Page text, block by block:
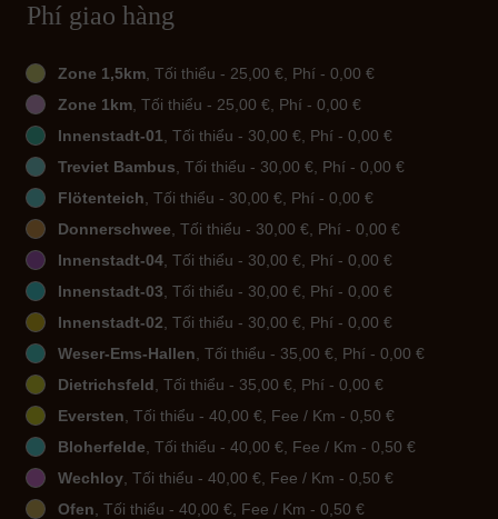
Phí giao hàng
Zone 1,5km, Tối thiểu - 25,00 €, Phí - 0,00 €
Zone 1km, Tối thiểu - 25,00 €, Phí - 0,00 €
Innenstadt-01, Tối thiểu - 30,00 €, Phí - 0,00 €
Treviet Bambus, Tối thiểu - 30,00 €, Phí - 0,00 €
Flötenteich, Tối thiểu - 30,00 €, Phí - 0,00 €
Donnerschwee, Tối thiểu - 30,00 €, Phí - 0,00 €
Innenstadt-04, Tối thiểu - 30,00 €, Phí - 0,00 €
Innenstadt-03, Tối thiểu - 30,00 €, Phí - 0,00 €
Innenstadt-02, Tối thiểu - 30,00 €, Phí - 0,00 €
Weser-Ems-Hallen, Tối thiểu - 35,00 €, Phí - 0,00 €
Dietrichsfeld, Tối thiểu - 35,00 €, Phí - 0,00 €
Eversten, Tối thiểu - 40,00 €, Fee / Km - 0,50 €
Bloherfelde, Tối thiểu - 40,00 €, Fee / Km - 0,50 €
Wechloy, Tối thiểu - 40,00 €, Fee / Km - 0,50 €
Ofen, Tối thiểu - 40,00 €, Fee / Km - 0,50 €